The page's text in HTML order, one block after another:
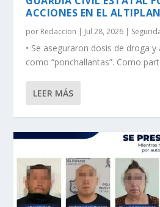
ACCIONES EN EL
por Redaccion | Jul 28, 2026 |
•⁠ ⁠Se aseguraron dosis de droga
como “ponchallantas”. Como
LEER MÁS